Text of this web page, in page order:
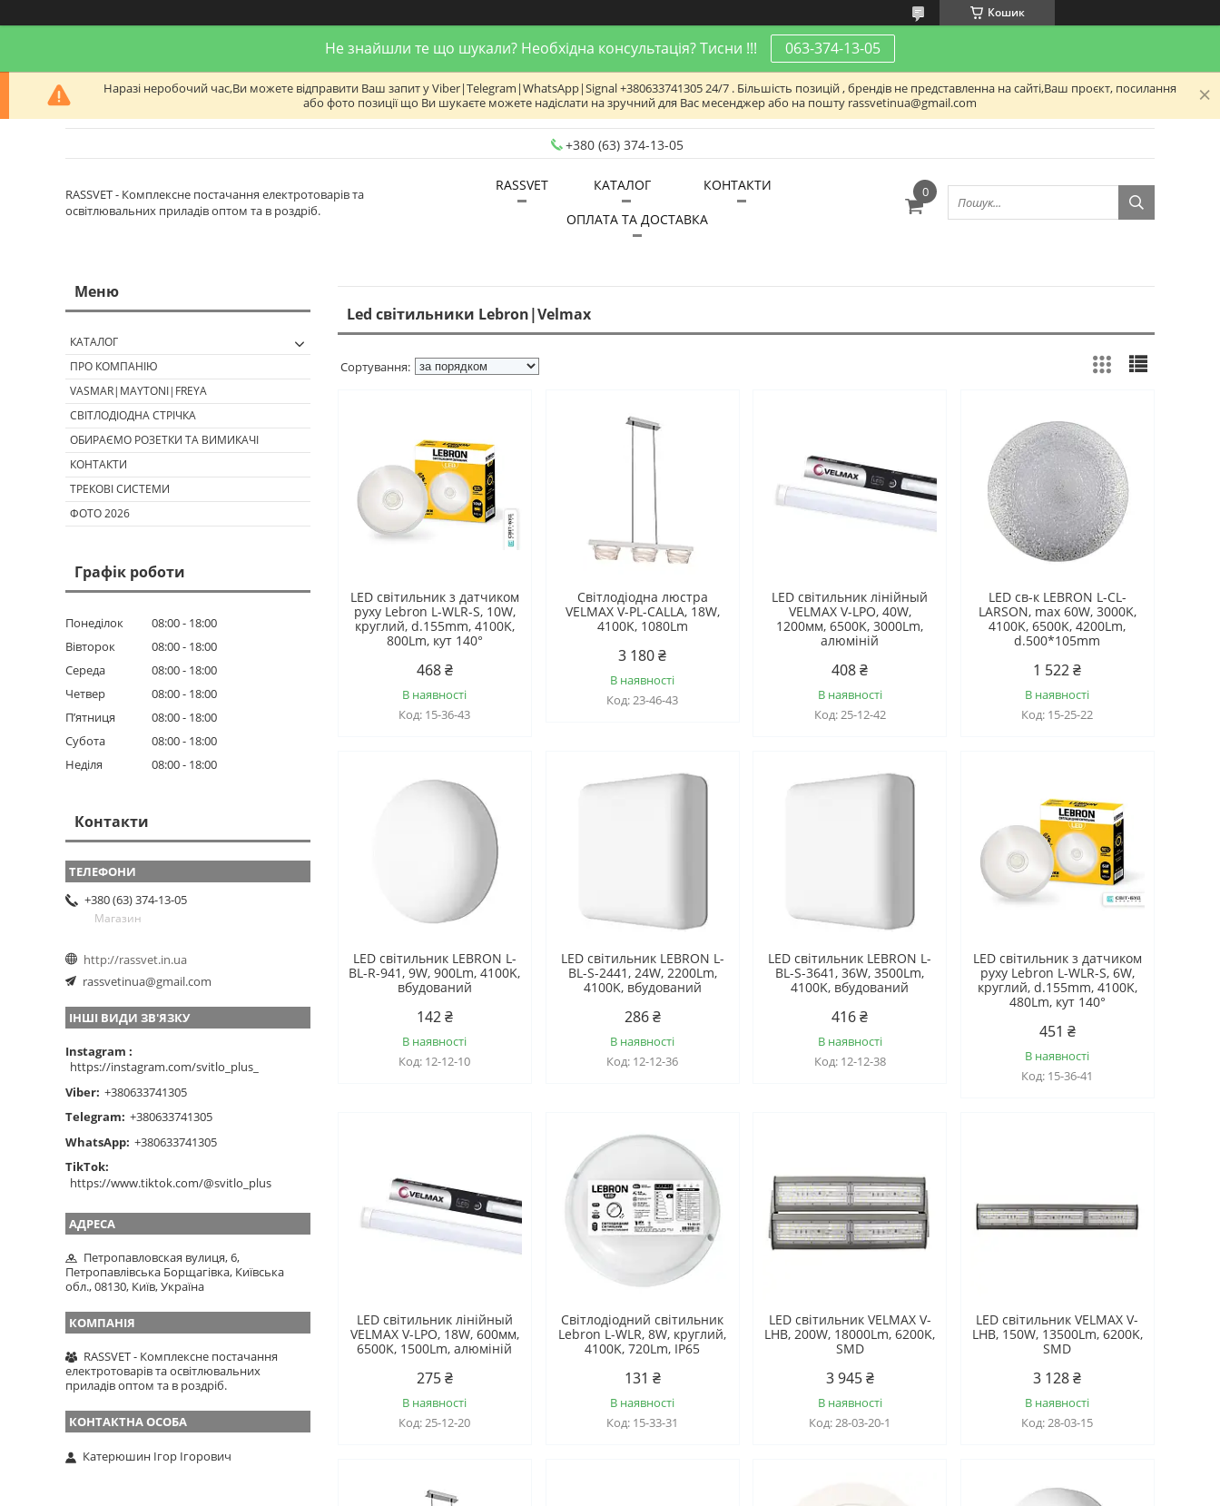
Кошик
Не знайшли те що шукали? Необхідна консультація? Тисни !!! 063-374-13-05
Наразі неробочий час,Ви можете відправити Ваш запит у Viber|Telegram|WhatsApp|Signal +380633741305 24/7 . Більшість позицій , брендів не представленна на сайті,Ваш проєкт, посилання
або фото позиції що Ви шукаєте можете надіслати на зручний для Вас месенджер або на пошту rassvetinua@gmail.com
+380 (63) 374-13-05
RASSVET - Комплексне постачання електротоварів та
освітлювальних приладів оптом та в роздріб.
RASSVET КАТАЛОГ
КОНТАКТИ
ОПЛАТА ТА ДОСТАВКА
Led світильники Lebron|Velmax
LED світильник з датчиком
руху Lebron L-WLR-S, 10W,
круглий, d.155mm, 4100K,
800Lm, кут 140°
468 ₴
В наявності
15-36-43
Світлодіодна люстра
VELMAX V-PL-CALLA, 18W,
4100K, 1080Lm
3 180 ₴
В наявності
23-46-43
LED світильник лінійный
VELMAX V-LPО, 40W,
1200мм, 6500K, 3000Lm,
алюміній
408 ₴
В наявності
25-12-42
LED св-к LEBRON L-CL-
LARSON, max 60W, 3000K,
4100K, 6500K, 4200Lm,
d.500*105mm
1 522 ₴
В наявності
15-25-22
LED світильник LEBRON L-
BL-R-941, 9W, 900Lm, 4100K,
вбудований
142 ₴
В наявності
12-12-10
LED світильник LEBRON L-
BL-S-2441, 24W, 2200Lm,
4100K, вбудований
286 ₴
В наявності
12-12-36
LED світильник LEBRON L-
BL-S-3641, 36W, 3500Lm,
4100K, вбудований
416 ₴
В наявності
12-12-38
LED світильник з датчиком
руху Lebron L-WLR-S, 6W,
круглий, d.155mm, 4100K,
480Lm, кут 140°
451 ₴
В наявності
15-36-41
LED світильник лінійный
VELMAX V-LPО, 18W, 600мм,
6500K, 1500Lm, алюміній
275 ₴
В наявності
25-12-20
Світлодіодний світильник
Lebron L-WLR, 8W, круглий,
4100K, 720Lm, ІР65
131 ₴
В наявності
15-33-31
LED світильник VELMAX V-
LHB, 200W, 18000Lm, 6200K,
SMD
3 945 ₴
В наявності
28-03-20-1
LED світильник VELMAX V-
LHB, 150W, 13500Lm, 6200K,
SMD
3 128 ₴
В наявності
28-03-15
КАТАЛОГ
ПРО КОМПАНІЮ
VASMAR|MAYTONI|FREYA
СВІТЛОДІОДНА СТРІЧКА
ОБИРАЄМО РОЗЕТКИ ТА ВИМИКАЧІ
КОНТАКТИ
ТРЕКОВІ СИСТЕМИ
ФОТО 2026
Графік роботи
Понеділок 08:00
18:00
Вівторок
08:00
18:00
Середа
08:00
18:00
Четвер
08:00
18:00
Пʼятниця
08:00
18:00
Субота
08:00
18:00
Неділя
08:00 18:00
Контакти
+380 (63) 374-13-05
Магазин
http://rassvet.in.ua
rassvetinua@gmail.com
ІНШІ ВИДИ ЗВ'ЯЗКУ
Instagram
https://instagram.com/svitlo_plus_
Viber +380633741305
Telegram +380633741305
WhatsApp +380633741305
TikTok
https://www.tiktok.com/@svitlo_plus
Петропавловская вулиця, 6,
Петропавлівська Борщагівка, Київська
обл., 08130, Київ, Україна
RASSVET - Комплексне постачання
електротоварів та освітлювальних
приладів оптом та в роздріб.
Катерюшин Ігор Ігорович